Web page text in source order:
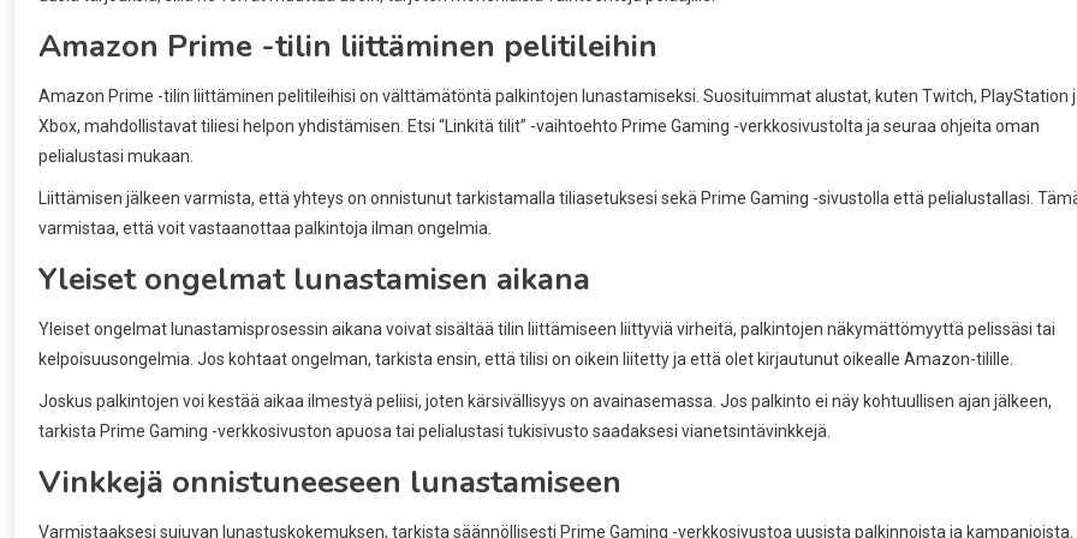
Amazon Prime -tilin liittäminen pelitileihin
Amazon Prime -tilin liittäminen pelitileihisi on välttämätöntä palkintojen lunastamiseksi. Suosituimmat alustat, kuten Twitch, PlayStation
Xbox, mahdollistavat tiliesi helpon yhdistämisen. Etsi “Linkitä tilit” -vaihtoehto Prime Gaming -verkkosivustolta ja seuraa ohjeita oman
pelialustasi mukaan.
Liittämisen jälkeen varmista, että yhteys on onnistunut tarkistamalla tiliasetuksesi sekä Prime Gaming -sivustolla että pelialustallasi.
varmistaa, että voit vastaanottaa palkintoja ilman ongelmia.
Yleiset ongelmat lunastamisen aikana
Yleiset ongelmat lunastamisprosessin aikana voivat sisältää tilin liittämiseen liittyviä virheitä, palkintojen näkymättömyyttä pelissäsi tai
kelpoisuusongelmia. Jos kohtaat ongelman, tarkista ensin, että tilisi on oikein liitetty ja että olet kirjautunut oikealle Amazon-tilille.
Joskus palkintojen voi kestää aikaa ilmestyä peliisi, joten kärsivällisyys on avainasemassa. Jos palkinto ei näy kohtuullisen ajan jälkeen,
tarkista Prime Gaming -verkkosivuston apuosa tai pelialustasi tukisivusto saadaksesi vianetsintävinkkejä.
Vinkkejä onnistuneeseen lunastamiseen
Varmistaaksesi sujuvan lunastuskokemuksen, tarkista säännöllisesti Prime Gaming -verkkosivustoa uusista palkinnoista ja kampanjoista.